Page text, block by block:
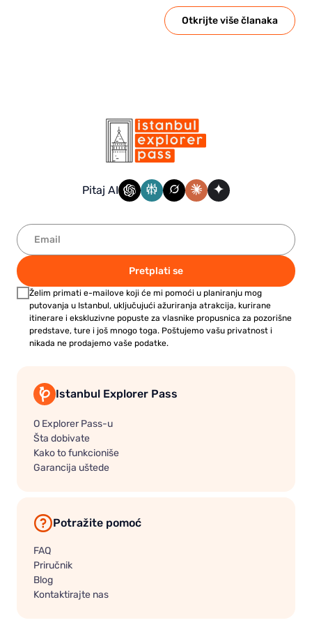
Otkrijte više članaka
Pitaj AI
Pretplati se
Želim primati e-mailove koji će mi pomoći u planiranju mog
putovanja u Istanbul, uključujući ažuriranja atrakcija, kurirane
itinerare i ekskluzivne popuste za vlasnike propusnica za pozorišne
predstave, ture i još mnogo toga. Poštujemo vašu privatnost i
nikada ne prodajemo vaše podatke.
Istanbul Explorer Pass
O Explorer Pass-u
Šta dobivate
Kako to funkcioniše
Garancija uštede
Potražite pomoć
FAQ
Priručnik
Blog
Kontaktirajte nas